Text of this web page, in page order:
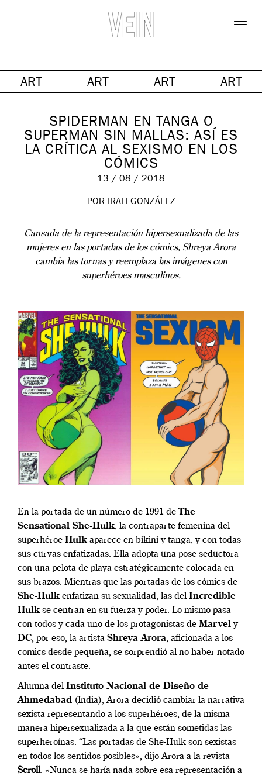
ART ART ART ART
SPIDERMAN EN TANGA O
SUPERMAN SIN MALLAS: ASÍ ES
LA CRÍTICA AL SEXISMO EN LOS
CÓMICS
13 / 08 / 2018
POR IRATI GONZÁLEZ
Cansada de la representación hipersexualizada de las
mujeres en las portadas de los cómics, Shreya Arora
cambia las tornas y reemplaza las imágenes con
superhéroes masculinos.
En la portada de un número de 1991 deThe
Sensational She-Hulk, la contraparte femenina del
superhéroe Hulk aparece en bikini y tanga, y con todas
sus curvas enfatizadas. Ella adopta una pose seductora
con una pelota de playa estratégicamente colocada en
sus brazos. Mientras que las portadas de los cómics de
She-Hulk enfatizan su sexualidad, las del Incredible
Hulk se centran en su fuerza y poder. Lo mismo pasa
con todos y cada uno de los protagonistas de Marvely
DC, por eso, la artista Shreya Arora, aficionada a los
comics desde pequeña, se sorprendió al no haber notado
antes el contraste.
Alumna del Instituto Nacional de Diseño de
Ahmedabad (India), Arora decidió cambiar la narrativa
sexista representando a los superhéroes, de la misma
manera hipersexualizada a la que están sometidas las
superheroínas. “Las portadas de She-Hulk son sexistas
en todos los sentidos posibles», dijo Arora a la revista
Scroll. «Nunca se haría nada sobre esa representación a